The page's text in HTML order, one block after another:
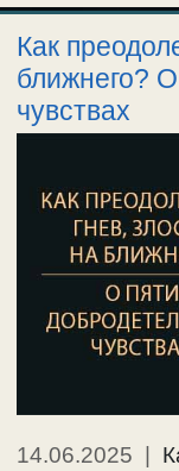
Как
ближнего?
чувствах
14.06.2025 |